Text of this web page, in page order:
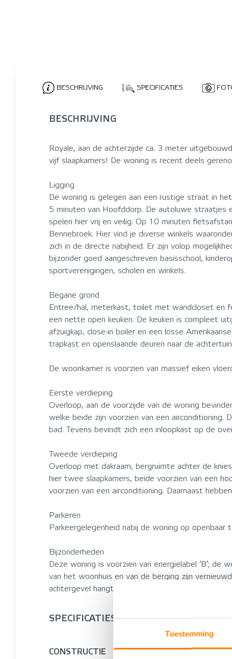
Toestemming
BESCHRIJVING SPECIFICATIES
BESCHRIJVING
Royale, aan de achterzijde ca. 3 meter
vijf slaapkamers! De woning is recent deels
Ligging
De woning is gelegen aan een rustige straat in
5 minuten van Hoofddorp. De autoluwe straatjes
spelen hier vrij en veilig. Op 10 minuten
Bennebroek. Hier vind je diverse winkels
zich in de directe nabijheid. Er zijn volop
bijzonder goed aangeschreven basisschool,
sportverenigingen, scholen en winkels.
Begane grond
Entree/hal, meterkast, toilet met wandcloset en
een nette open keuken. De keuken is compleet
afzuigkap, close-in boiler en een losse
trapkast en openslaande deuren naar de
De woonkamer is voorzien van massief eiken
Eerste verdieping
Overloop, aan de voorzijde van de woning
welke beide zijn voorzien van een airconditioning.
bad. Tevens bevindt zich een inloopkast op de
Tweede verdieping
Overloop met dakraam, bergruimte achter de
hier twee slaapkamers, beide voorzien van een
voorzien van een airconditioning. Daarnaast
Parkeren
Parkeergelegenheid nabij de woning op openbaar
Bijzonderheden
Deze woning is voorzien van energielabel ‘B’;
van het woonhuis en van de berging zijn
achtergevel hangt een elektrisch knikarmscherm;
SPECIFICATIES
CONSTRUCTIE